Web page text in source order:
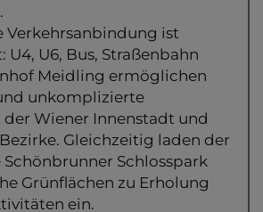
Verkehrsanbindung ist
U4, U6, Bus, Straßenbahn
Meidling ermöglichen
unkomplizierte
Wiener Innenstadt und
Gleichzeitig laden der
Schlosspark
Grünflächen zu Erholung
ein.